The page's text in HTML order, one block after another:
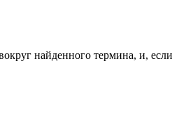
найденного термина, и,